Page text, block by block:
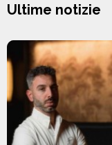
Ultime notizie